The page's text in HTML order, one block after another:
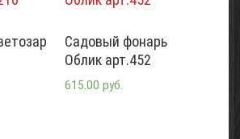
Садовый фонарь
Облик арт.452
615.00 руб.